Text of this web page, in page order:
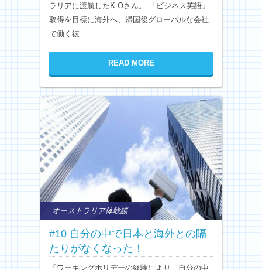
ラリアに渡航したK.Oさん。 「ビジネス英語」
取得を目標に海外へ、帰国後グローバルな会社
で働く彼
READ MORE
オーストラリア体験談
#10 自分の中で日本と海外との隔
たりがなくなった！
「ワーキングホリデーの経験により、自分の中